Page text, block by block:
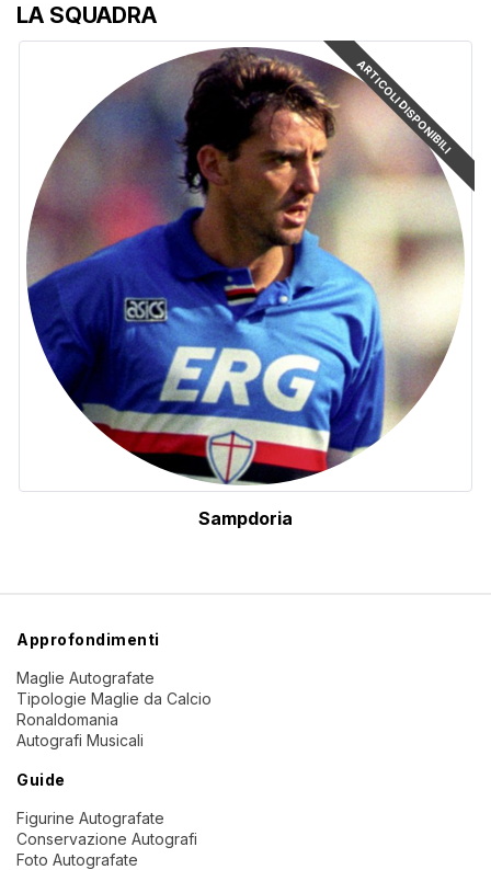
LA SQUADRA
ARTICOLI DISPONIBILI
Sampdoria
Approfondimenti
Maglie Autografate
Tipologie Maglie da Calcio
Ronaldomania
Autografi Musicali
Guide
Figurine Autografate
Conservazione Autografi
Foto Autografate